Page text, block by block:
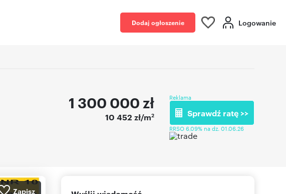
Dodaj ogłoszenie Logowanie
1 300 000 zł
10 452 zł/m2
Reklama
Sprawdź ratę >>
RRSO 6,09% na dz. 01.06.26
Zapisz